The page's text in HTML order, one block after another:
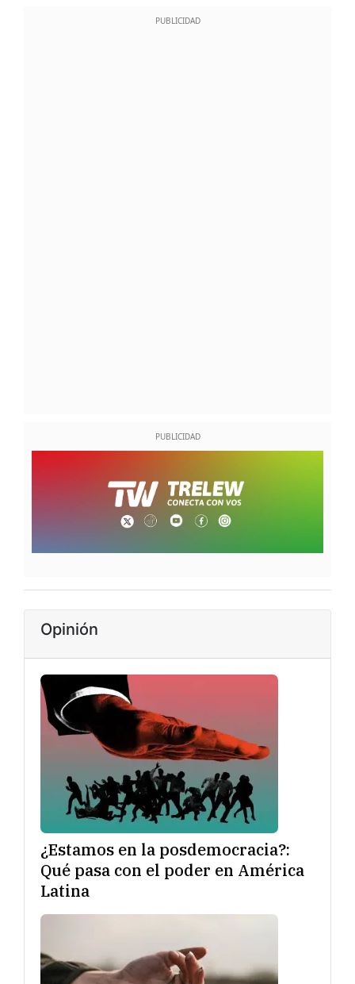
Opinión
¿Estamos en la posdemocracia?:
Qué pasa con el poder en América
Latina